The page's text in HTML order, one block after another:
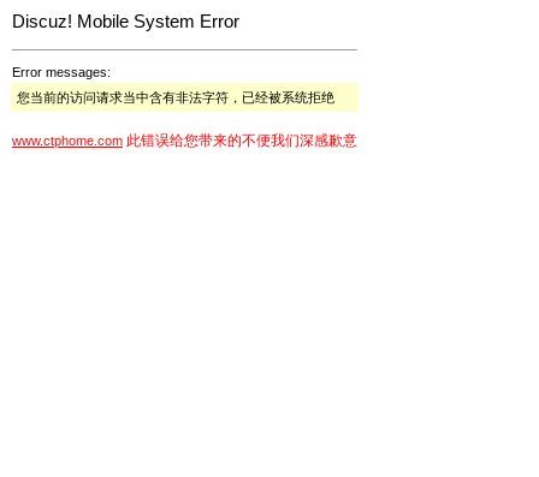
Discuz! Mobile System Error
Error messages:
您当前的访问请求当中含有非法字符，已经被系统拒绝
www.ctphome.com 此错误给您带来的不便我们深感歉意